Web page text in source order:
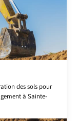
des sols pour
à Sainte-